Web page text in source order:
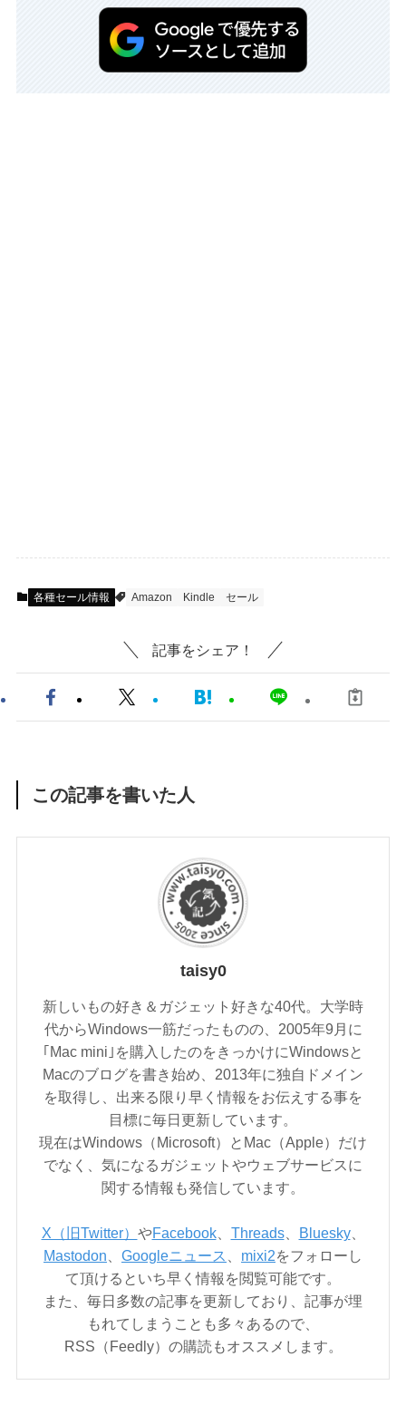
各種セール情報 Amazon Kindle セール
記事をシェア！
この記事を書いた人
taisy0
新しいもの好き＆ガジェット好きな40代。大学時
代からWindows一筋だったものの、2005年9月に
｢Mac mini｣を購入したのをきっかけにWindowsと
Macのブログを書き始め、2013年に独自ドメイン
を取得し、出来る限り早く情報をお伝えする事を
目標に毎日更新しています。
現在はWindows（Microsoft）とMac（Apple）だけ
でなく、気になるガジェットやウェブサービスに
関する情報も発信しています。
X（旧Twitter） やFacebook、 Threads、 Bluesky、
Mastodon
Googleニュース mixi2をフォローし
て頂けるといち早く情報を閲覧可能です。
また、毎日多数の記事を更新しており、記事が埋
もれてしまうことも多々あるので、
RSS（Feedly）の購読もオススメします。